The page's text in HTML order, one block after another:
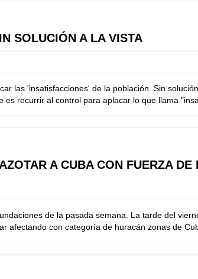
SOLUCIÓN A LA VISTA
las 'insatisfacciones' de la población. Sin
recurrir al control para aplacar lo que llama
A CUBA CON FUERZA DE
de la pasada semana. La tarde del
con categoría de huracán zonas de